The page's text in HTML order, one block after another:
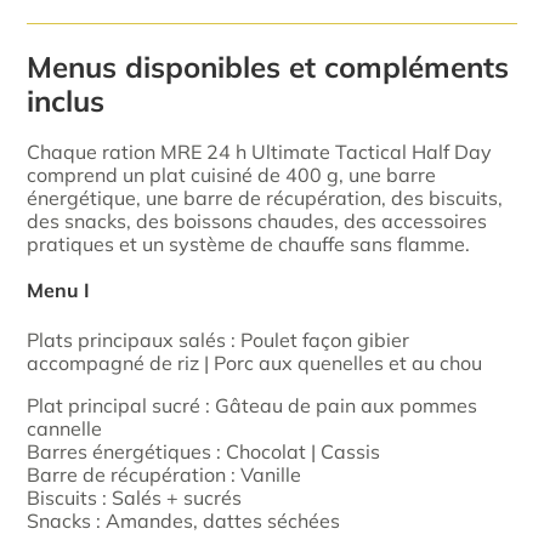
Menus disponibles et compléments
inclus
Chaque ration MRE 24 h Ultimate Tactical Half Day
comprend un plat cuisiné de 400 g, une barre
énergétique, une barre de récupération, des biscuits,
des snacks, des boissons chaudes, des accessoires
pratiques et un système de chauffe sans flamme.
Menu I
Plats principaux salés : Poulet façon gibier
accompagné de riz | Porc aux quenelles et au chou
Plat principal sucré : Gâteau de pain aux pommes
cannelle
Barres énergétiques : Chocolat | Cassis
Barre de récupération : Vanille
Biscuits : Salés + sucrés
Snacks : Amandes, dattes séchées